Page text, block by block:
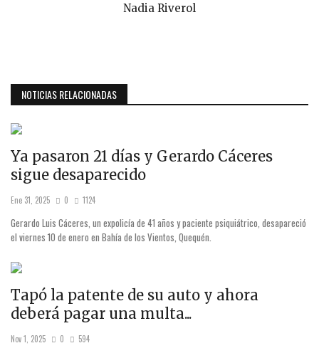
Nadia Riverol
NOTICIAS RELACIONADAS
Ya pasaron 21 días y Gerardo Cáceres
sigue desaparecido
Ene 31, 2025 0 1124
Gerardo Luis Cáceres, un expolicía de 41 años y paciente psiquiátrico, desapareció
el viernes 10 de enero en Bahía de los Vientos, Quequén.
Tapó la patente de su auto y ahora
deberá pagar una multa...
Nov 1, 2025 0 594